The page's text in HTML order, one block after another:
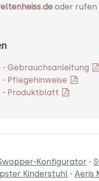
oder rufen
- Gebrauchsanleitung
- Pflegehinweise
- Produktblatt
Konfigurator -
Kinderstuhl - Aeris